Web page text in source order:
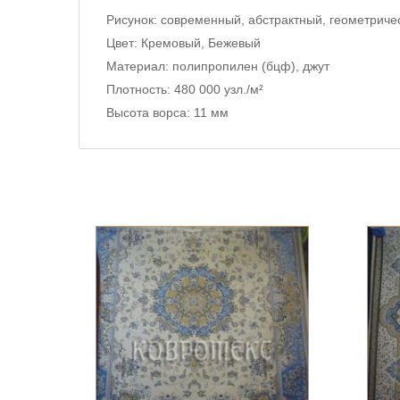
Рисунок: современный, абстрактный,
Цвет: Кремовый, Бежевый
Материал: полипропилен (бцф), джут
Плотность: 480 000 узл./м²
Высота ворса: 11 мм